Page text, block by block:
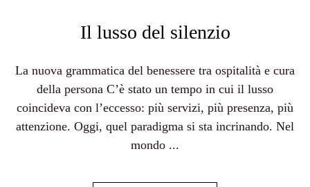
Il lusso del silenzio
La nuova grammatica del benessere tra ospitalità e cura
della persona C’è stato un tempo in cui il lusso
coincideva con l’eccesso: più servizi, più presenza, più
attenzione. Oggi, quel paradigma si sta incrinando. Nel
mondo ...